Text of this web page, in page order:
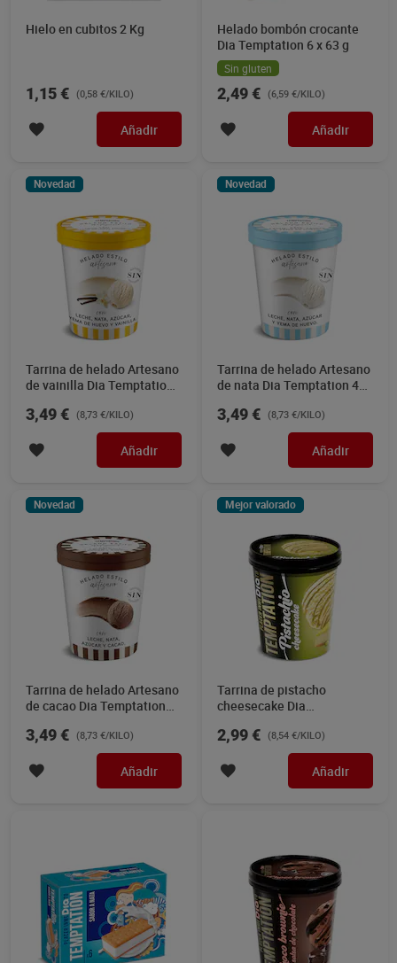
Hielo en cubitos 2 Kg
1,15 € (0,58 €/KILO)
Añadir
Helado bombón crocante
Dia Temptation 6 x 63 g
Sin gluten
2,49 € (6,59 €/KILO)
Añadir
Novedad
Tarrina de helado Artesano
de vainilla Dia Temptation
3,49 € (8,73 €/KILO)
Añadir
Novedad
Tarrina de helado Artesano
de nata Dia Temptation 400
3,49 € (8,73 €/KILO)
Añadir
Novedad
Tarrina de helado Artesano
de cacao Dia Temptation
3,49 € (8,73 €/KILO)
Añadir
Mejor valorado
Tarrina de pistacho
cheesecake Dia
2,99 € (8,54 €/KILO)
Añadir